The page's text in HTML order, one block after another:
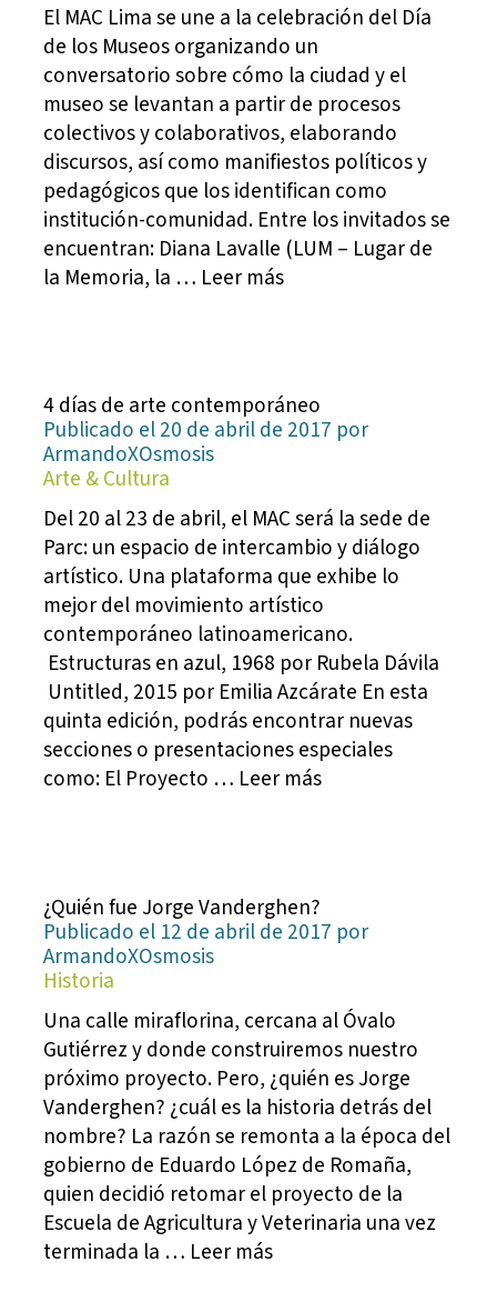
El MAC Lima se une a la celebración del Día
de los Museos organizando un
conversatorio sobre cómo la ciudad y el
museo se levantan a partir de procesos
colectivos y colaborativos, elaborando
discursos, así como manifiestos políticos y
pedagógicos que los identifican como
institución-comunidad. Entre los invitados se
encuentran: Diana Lavalle (LUM – Lugar de
la Memoria, la … Leer más
4 días de arte contemporáneo
Publicado el 20 de abril de 2017 por
ArmandoXOsmosis
Arte & Cultura
Del 20 al 23 de abril, el MAC será la sede de
Parc: un espacio de intercambio y diálogo
artístico. Una plataforma que exhibe lo
mejor del movimiento artístico
contemporáneo latinoamericano.
Estructuras en azul, 1968 por Rubela Dávila
Untitled, 2015 por Emilia Azcárate En esta
quinta edición, podrás encontrar nuevas
secciones o presentaciones especiales
como: El Proyecto … Leer más
¿Quién fue Jorge Vanderghen?
Publicado el 12 de abril de 2017 por
ArmandoXOsmosis
Historia
Una calle miraflorina, cercana al Óvalo
Gutiérrez y donde construiremos nuestro
próximo proyecto. Pero, ¿quién es Jorge
Vanderghen? ¿cuál es la historia detrás del
nombre? La razón se remonta a la época del
gobierno de Eduardo López de Romaña,
quien decidió retomar el proyecto de la
Escuela de Agricultura y Veterinaria una vez
terminada la … Leer más